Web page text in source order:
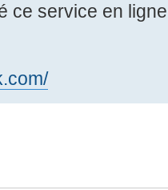
ce service en